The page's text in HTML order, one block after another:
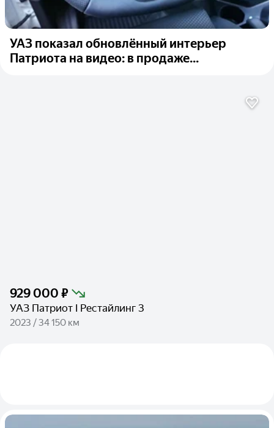
УАЗ показал обновлённый интерьер
Патриота на видео: в продаже...
929 000 ₽
УАЗ Патриот I Рестайлинг 3
2023 / 34 150 км